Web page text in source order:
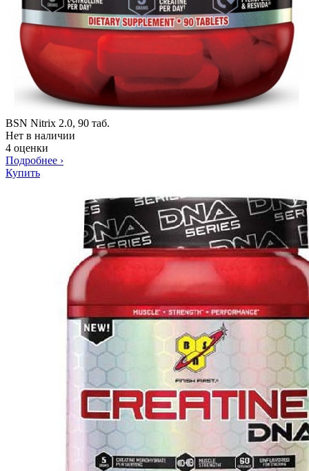
BSN Nitrix 2.0, 90 таб.
Нет в наличии
4 оценки
Подробнее ›
Купить